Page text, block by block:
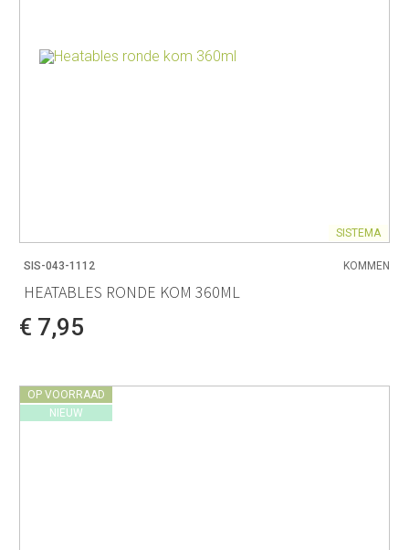
SISTEMA
SIS-043-1112 KOMMEN
HEATABLES RONDE KOM 360ML
€ 7,95
OP VOORRAAD
NIEUW